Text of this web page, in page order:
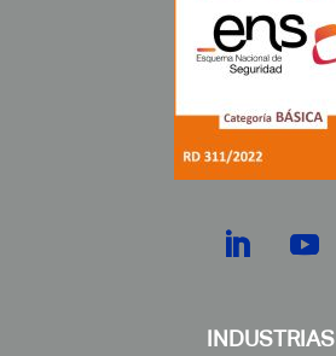
INDUSTRIAS